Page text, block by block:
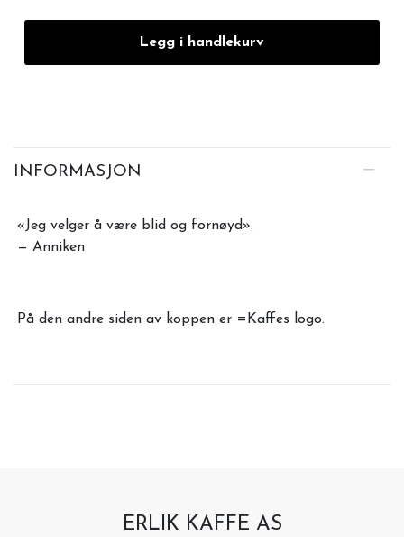
Legg i handlekurv
INFORMASJON
«Jeg velger å være blid og fornøyd».
— Anniken
På den andre siden av koppen er =Kaffes logo.
ERLIK KAFFE AS